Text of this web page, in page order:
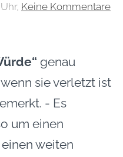
Keine Kommentare
genau
sie verletzt ist
- Es
um einen
weiten